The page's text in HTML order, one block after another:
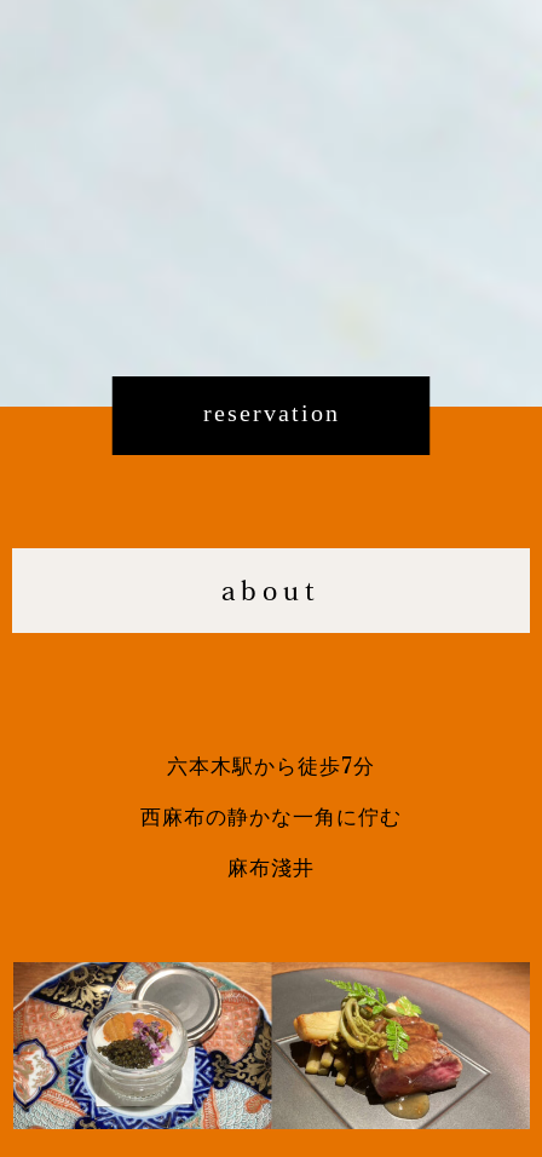
reservation
about
六本木駅から徒歩7分
西麻布の静かな一角に佇む
麻布淺井